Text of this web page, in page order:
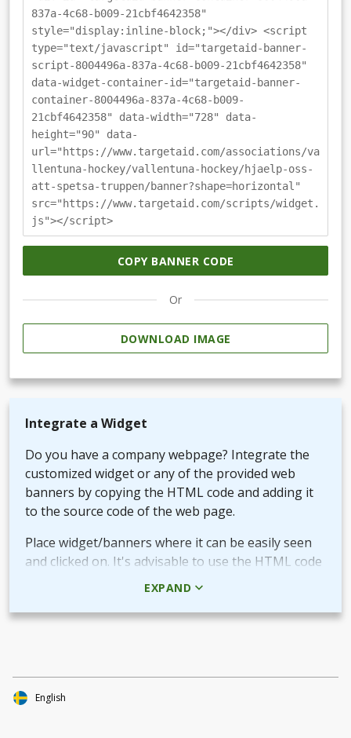
837a-4c68-b009-21cbf4642358"
style="display:inline-block;"></div> <script
type="text/javascript" id="targetaid-banner-
script-8004496a-837a-4c68-b009-21cbf4642358"
data-widget-container-id="targetaid-banner-
container-8004496a-837a-4c68-b009-
21cbf4642358" data-width="728" data-
height="90" data-
url="https://www.targetaid.com/associations/va
llentuna-hockey/vallentuna-hockey/hjaelp-oss-
att-spetsa-truppen/banner?shape=horizontal"
src="https://www.targetaid.com/scripts/widget.
js"></script>
COPY BANNER CODE
Or
DOWNLOAD IMAGE
Integrate a Widget
Do you have a company webpage? Integrate the
customized widget or any of the provided web
banners by copying the HTML code and adding it
to the source code of the web page.
Place widget/banners where it can be easily seen
and clicked on. It's advisable to use the HTML code
rather than the picture + URL as it then will be
and printed marketing material you create and use
to market your fundraiser.
EXPAND
English